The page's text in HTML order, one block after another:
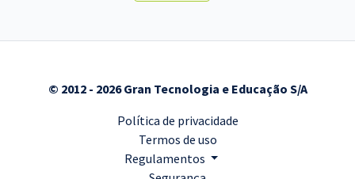
© 2012 - 2026 Gran Tecnologia e Educação S/A
Política de privacidade
Termos de uso
Regulamentos